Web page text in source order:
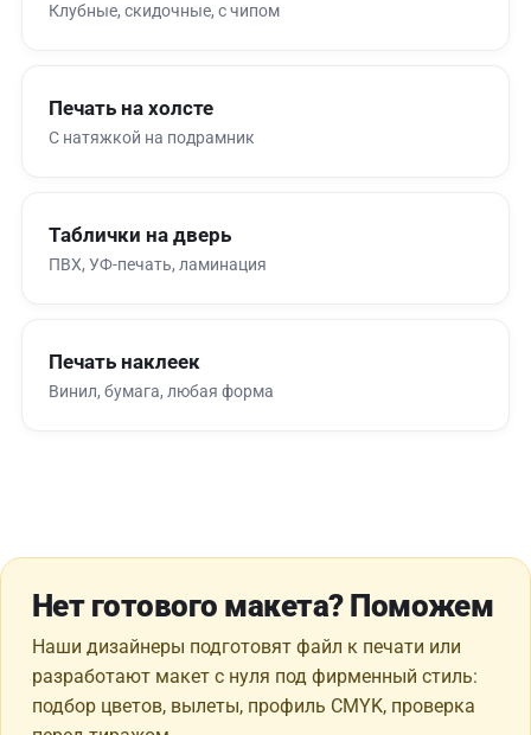
Клубные, скидочные, с чипом
Печать на холсте
С натяжкой на подрамник
Таблички на дверь
ПВХ, УФ-печать, ламинация
Печать наклеек
Винил, бумага, любая форма
Нет готового макета? Поможем
Наши дизайнеры подготовят файл к печати или
разработают макет с нуля под фирменный стиль:
подбор цветов, вылеты, профиль CMYK, проверка